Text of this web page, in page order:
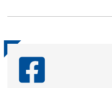
(Twitter)